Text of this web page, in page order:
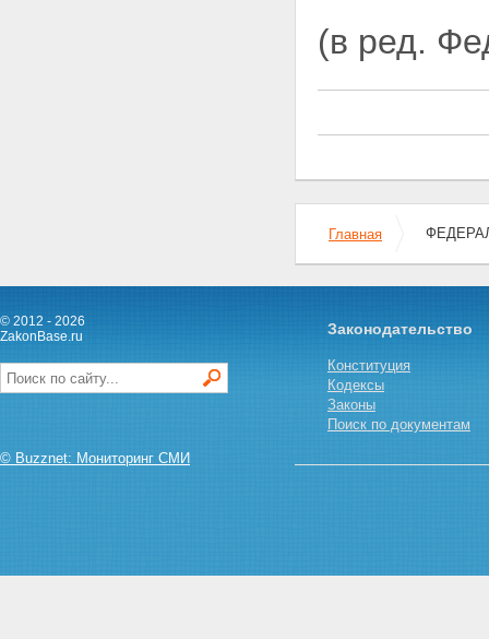
(в ред.
Главная
© 2012 - 2026
ZakonBase.ru
© Buzznet: Мониторинг СМИ
Законодательство
Конституция
Кодексы
Законы
Поиск по документам